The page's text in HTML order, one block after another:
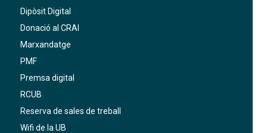
Dipòsit Digital
Donació al CRAI
Marxandatge
PMF
Premsa digital
RCUB
Reserva de sales de treball
Wifi de la UB